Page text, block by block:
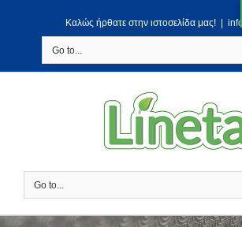
Kαλώς ήρθατε στην ιστοσελίδα μας!
Go to...
Go to...